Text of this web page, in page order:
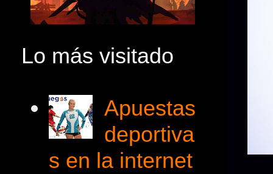
Lo más visitado
Apuestas
deportiva
s en la internet